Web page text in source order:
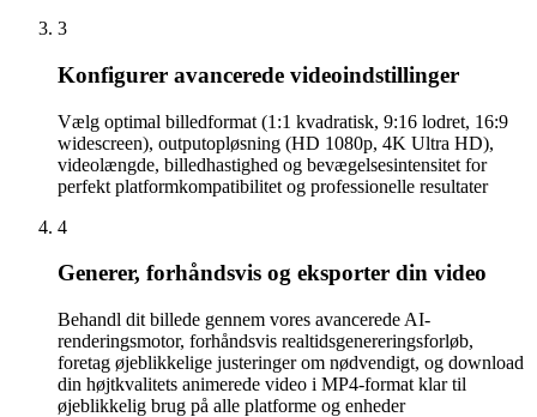
3
Konfigurer avancerede videoindstillinger
Vælg optimal billedformat (1:1 kvadratisk, 9:16 lodret, 16:9
widescreen), outputopløsning (HD 1080p, 4K Ultra HD),
videolængde, billedhastighed og bevægelsesintensitet for
perfekt platformkompatibilitet og professionelle resultater
4
Generer, forhåndsvis og eksporter din video
Behandl dit billede gennem vores avancerede AI-
renderingsmotor, forhåndsvis realtidsgenereringsforløb,
foretag øjeblikkelige justeringer om nødvendigt, og download
din højtkvalitets animerede video i MP4-format klar til
øjeblikkelig brug på alle platforme og enheder